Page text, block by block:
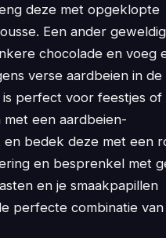
deze met opgeklopte
Een ander
chocolade en voeg
verse aardbeien in de
perfect voor feestjes of
een aardbeien-
en bedek deze met een
en besprenkel met
en je smaakpapillen
perfecte combinatie